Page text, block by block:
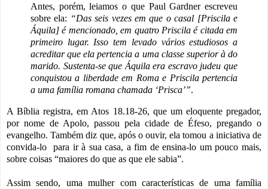
Antes, porém, leiamos o que Paul Gardner escreveu
sobre ela: “Das seis vezes em que o casal [Priscila e
Áquila] é mencionado, em quatro Priscila é citada em
primeiro lugar. Isso tem levado vários estudiosos a
acreditar que ela pertencia a uma classe superior à do
marido. Sustenta-se que Áquila era escravo judeu que
conquistou a liberdade em Roma e Priscila pertencia
a uma família romana chamada ‘Prisca’”.
A Bíblia registra, em Atos 18.18-26, que um eloquente pregador,
por nome de Apolo, passou pela cidade de Éfeso, pregando o
evangelho. Também diz que, após o ouvir, ela tomou a iniciativa de
convida-lo para ir à sua casa, a fim de ensina-lo um pouco mais,
sobre coisas “maiores do que as que ele sabia”.
Assim sendo, uma mulher com características de uma família